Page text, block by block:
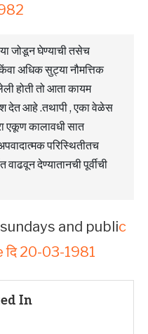
जोडून घेण्याची तसेच
अधिक सुट्या नौमत्तिक
होती तो आता कायम
देत आहे .तथापी , एका वेळेस
एकूण कालावधी सात
परिस्थितीतच
वाढवून देण्यातानची पूर्वीची
and public
20-03-1981
In